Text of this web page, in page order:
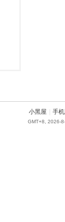
小黑屋 手
GMT+8, 2026-